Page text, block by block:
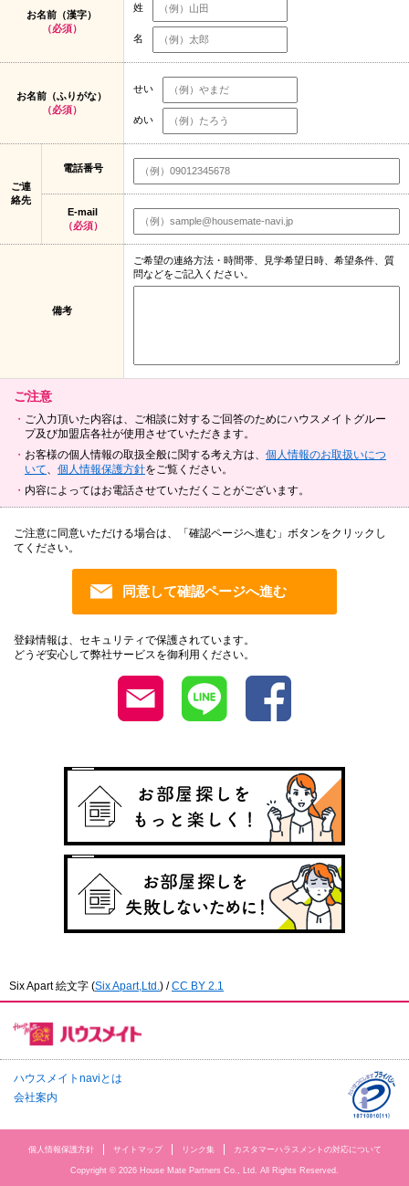
お名前（漢字）
（必須）
姓
名
お名前（ふりがな）
（必須）
せい
めい
ご連
絡先
電話番号
E-mail
（必須）
備考
ご希望の連絡方法・時間帯、見学希望日時、希望条件、質
問などをご記入ください。
ご注意
ご入力頂いた内容は、ご相談に対するご回答のためにハウスメイトグルー
プ及び加盟店各社が使用させていただきます。
お客様の個人情報の取扱全般に関する考え方は、 個人情報のお取扱いにつ
いて
個人情報保護方針をご覧ください。
内容によってはお電話させていただくことがございます。
ご注意に同意いただける場合は、「確認ページへ進む」ボタンをクリックし
てください。
登録情報は、セキュリティで保護されています。
どうぞ安心して弊社サービスを御利用ください。
Six Apart 絵文字 (Six Apart,Ltd. ) /CC BY 2.1
ハウスメイトnaviとは
会社案内
個人情報保護方針 サイトマップ リンク集 カスタマーハラスメントの対応について
Copyright © 2026 House Mate Partners Co., Ltd. All Rights Reserved.